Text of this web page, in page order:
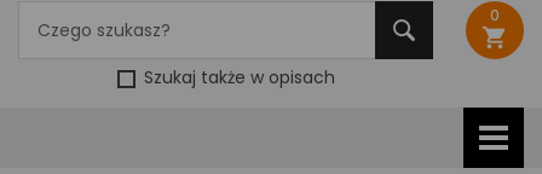
Szukaj także w opisach
0
shopping_cart